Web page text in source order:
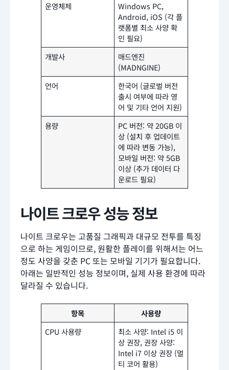
운영체제
Windows PC,
Android, iOS (각 플
랫폼별 최소 사양 확
인 필요)
개발사
매드엔진
(MADNGINE)
언어
한국어 (글로벌 버전
출시 여부에 따라 영
어 및 기타 언어 지원)
용량
PC 버전: 약 20GB 이
상 (설치 후 업데이트
에 따라 변동 가능),
모바일 버전: 약 5GB
이상 (추가 데이터 다
운로드 필요)
나이트 크로우 성능 정보
나이트 크로우는 고품질 그래픽과 대규모 전투를 특징
으로 하는 게임이므로, 원활한 플레이를 위해서는 어느
정도 사양을 갖춘 PC 또는 모바일 기기가 필요합니다.
아래는 일반적인 성능 정보이며, 실제 사용 환경에 따라
달라질 수 있습니다.
항목
사용량
CPU 사용량
최소 사양: Intel i5 이
상 권장, 권장 사양:
Intel i7 이상 권장 (멀
티 코어 활용)